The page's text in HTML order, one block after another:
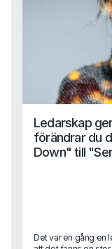
Ledarskap
förändrar du
Down" till
Det var en gång en